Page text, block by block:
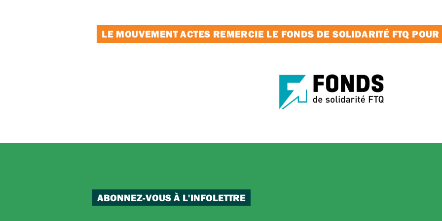
LE MOUVEMENT ACTES REMERCIE LE FONDS DE SOLIDARITÉ FTQ
ABONNEZ-VOUS À L'INFOLETTRE